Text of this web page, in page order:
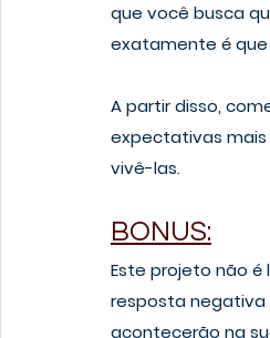
que você busca
exatamente é
A partir disso,
expectativas
vivê-las.
BONUS:
Este projeto não
resposta negativa
acontecerão na